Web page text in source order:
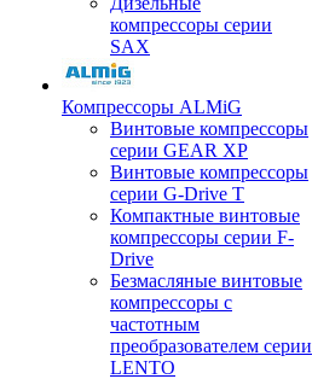
компрессоры серии
SAX
Компрессоры ALMiG
Винтовые компрессоры
серии GEAR XP
Винтовые компрессоры
серии G-Drive T
Компактные винтовые
компрессоры серии F-
Drive
Безмасляные винтовые
компрессоры с
частотным
преобразователем серии
LENTO